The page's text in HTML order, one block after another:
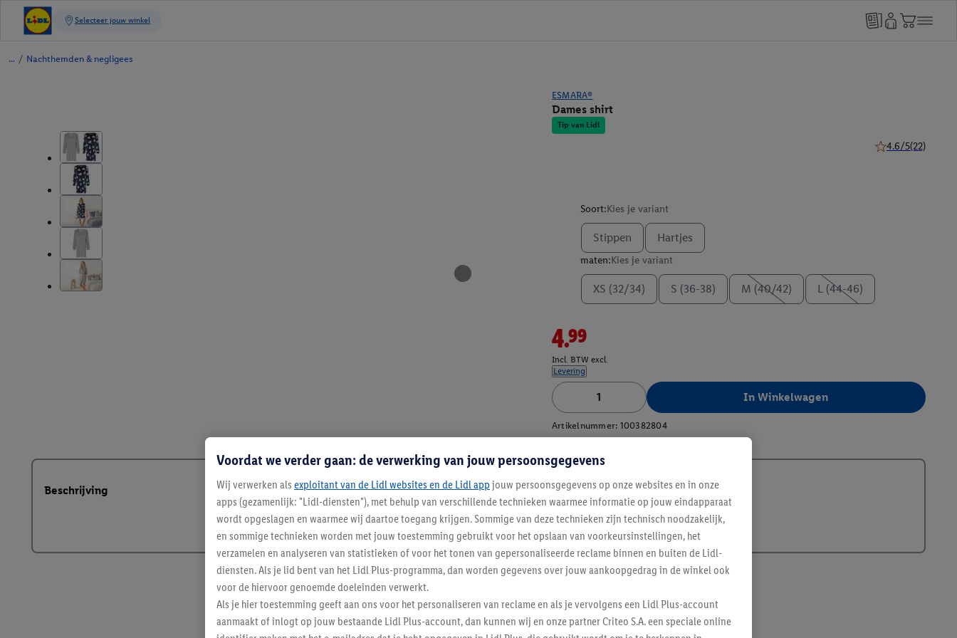
/ Nachthemden & negligees
ESMARA®
Dames shirt
Tip van Lidl
4.6/5(22)
Soort:Kies je variant
Stippen Hartjes
maten:Kies je variant
XS (32/34) S (36-38) M (40/42) L (44-46)
4.99
Incl. BTW excl.
Levering
In Winkelwagen
Artikelnummer: 100382804
Beschrijving
Voordat we verder gaan: de verwerking van jouw persoonsgegevens
Wij verwerken als exploitant van de Lidl websites en de Lidl app jouw persoonsgegevens op onze websites en in onze
apps (gezamenlijk: "Lidl-diensten"), met behulp van verschillende technieken waarmee informatie op jouw eindapparaat
wordt opgeslagen en waarmee wij daartoe toegang krijgen. Sommige van deze technieken zijn technisch noodzakelijk,
en sommige technieken worden met jouw toestemming gebruikt voor het opslaan van voorkeursinstellingen, het
verzamelen en analyseren van statistieken of voor het tonen van gepersonaliseerde reclame binnen en buiten de Lidl-
diensten. Als je lid bent van het Lidl Plus-programma, dan worden gegevens over jouw aankoopgedrag in de winkel ook
voor de hiervoor genoemde doeleinden verwerkt.
Als je hier toestemming geeft aan ons voor het personaliseren van reclame en als je vervolgens een Lidl Plus-account
aanmaakt of inlogt op jouw bestaande Lidl Plus-account, dan kunnen wij en onze partner Criteo S.A. een speciale online